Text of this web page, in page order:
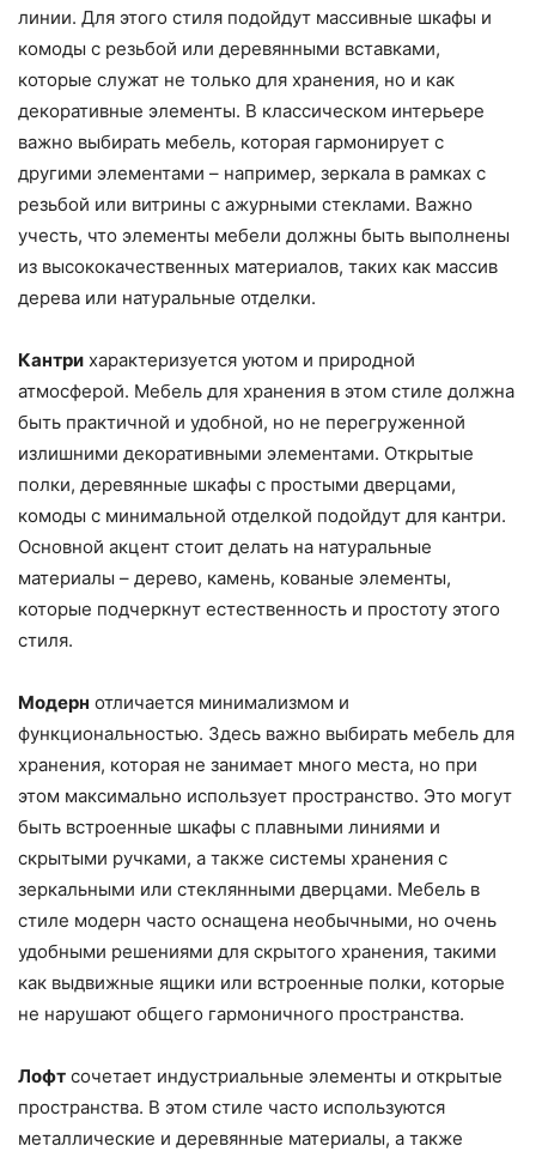
линии. Для этого стиля подойдут массивные шкафы и
комоды с резьбой или деревянными вставками,
которые служат не только для хранения, но и как
декоративные элементы. В классическом интерьере
важно выбирать мебель, которая гармонирует с
другими элементами – например, зеркала в рамках с
резьбой или витрины с ажурными стеклами. Важно
учесть, что элементы мебели должны быть выполнены
из высококачественных материалов, таких как массив
дерева или натуральные отделки.
Кантри характеризуется уютом и природной
атмосферой. Мебель для хранения в этом стиле должна
быть практичной и удобной, но не перегруженной
излишними декоративными элементами. Открытые
полки, деревянные шкафы с простыми дверцами,
комоды с минимальной отделкой подойдут для кантри.
Основной акцент стоит делать на натуральные
материалы – дерево, камень, кованые элементы,
которые подчеркнут естественность и простоту этого
стиля.
Модерн отличается минимализмом и
функциональностью. Здесь важно выбирать мебель для
хранения, которая не занимает много места, но при
этом максимально использует пространство. Это могут
быть встроенные шкафы с плавными линиями и
скрытыми ручками, а также системы хранения с
зеркальными или стеклянными дверцами. Мебель в
стиле модерн часто оснащена необычными, но очень
удобными решениями для скрытого хранения, такими
как выдвижные ящики или встроенные полки, которые
не нарушают общего гармоничного пространства.
Лофт сочетает индустриальные элементы и открытые
пространства. В этом стиле часто используются
металлические и деревянные материалы, а также